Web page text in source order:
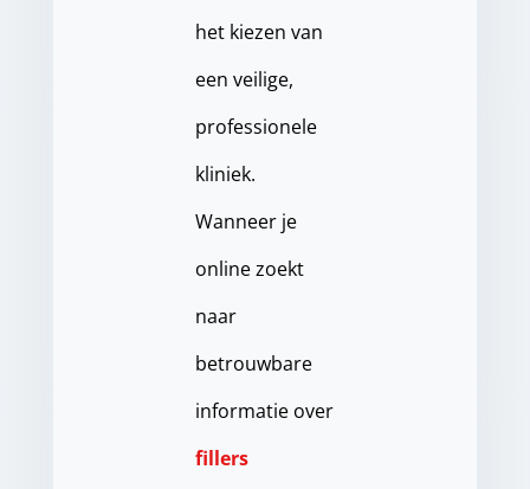
het kiezen van
een veilige,
professionele
kliniek.
Wanneer je
online zoekt
naar
betrouwbare
informatie over
fillers